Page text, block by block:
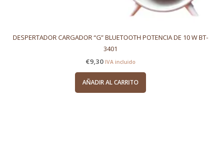
DESPERTADOR CARGADOR “G” BLUETOOTH POTENCIA DE 10 W BT-
3401
€9,30 IVA incluido
AÑADIR AL CARRITO